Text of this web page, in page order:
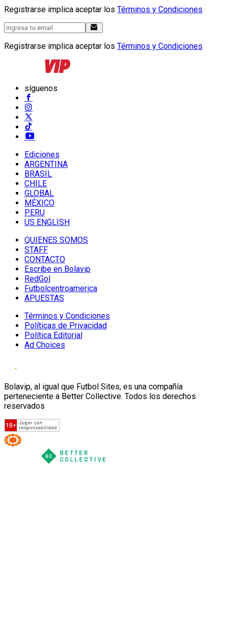
Registrarse implica aceptar los Términos y Condiciones
Registrarse implica aceptar los Términos y Condiciones
síguenos
Ediciones
ARGENTINA
BRASIL
CHILE
GLOBAL
MÉXICO
PERU
US ENGLISH
QUIENES SOMOS
STAFF
CONTACTO
Escribe en Bolavip
RedGol
Futbolcentroamerica
APUESTAS
Términos y Condiciones
Políticas de Privacidad
Política Editorial
Ad Choices
Bolavip, al igual que Futbol Sites, es una compañía
perteneciente a Better Collective. Todos los derechos
reservados